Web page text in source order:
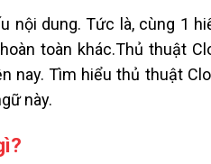
nội dung. Tức là, cùng 1
toàn khác.Thủ thuật
nay. Tìm hiểu thủ thuật
này.